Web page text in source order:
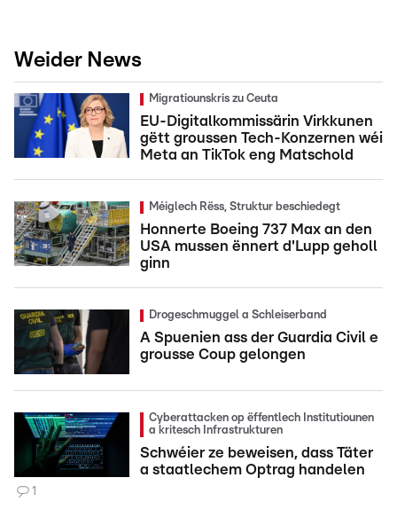
Weider News
Migratiounskris zu Ceuta
EU-Digitalkommissärin Virkkunen
gëtt groussen Tech-Konzernen wéi
Meta an TikTok eng Matschold
Méiglech Rëss, Struktur beschiedegt
Honnerte Boeing 737 Max an den
USA mussen ënnert d'Lupp geholl
ginn
Drogeschmuggel a Schleiserband
A Spuenien ass der Guardia Civil e
grousse Coup gelongen
Cyberattacken op ëffentlech Institutiounen
a kritesch Infrastrukturen
Schwéier ze beweisen, dass Täter
a staatlechem Optrag handelen
1